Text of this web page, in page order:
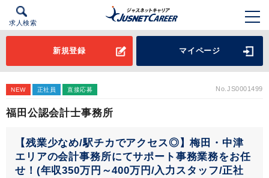
求人検索
新規登録 マイページ
NEW 正社員 直接応募 No.JS0001499
福田公認会計士事務所
【残業少なめ/駅チカでアクセス◎】梅田・中津
エリアの会計事務所にてサポート事務業務をお任
せ！(年収350万円～400万円/入力スタッフ/正社